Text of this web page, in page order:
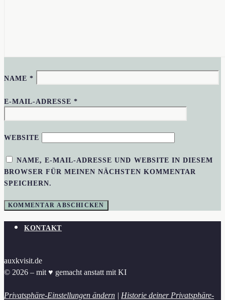
NAME*
E-MAIL-ADRESSE*
WEBSITE
NAME, E-MAIL-ADRESSE UND WEBSITE IN DIESEM
BROWSER FÜR MEINEN NÄCHSTEN KOMMENTAR
SPEICHERN.
KONTAKT
auxkvisit.de
© 2026 – mit ♥︎ gemacht anstatt mit KI
Privatsphäre-Einstellungen ändern | Historie deiner Privatsphäre-